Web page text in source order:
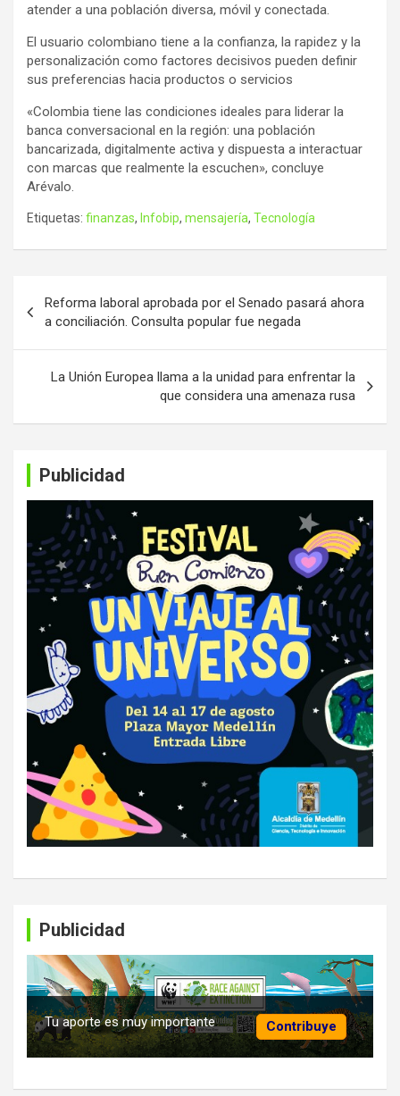
atender a una población diversa, móvil y conectada.
El usuario colombiano tiene a la confianza, la rapidez y la
personalización como factores decisivos pueden definir
sus preferencias hacia productos o servicios
«Colombia tiene las condiciones ideales para liderar la
banca conversacional en la región: una población
bancarizada, digitalmente activa y dispuesta a interactuar
con marcas que realmente la escuchen», concluye
Arévalo.
Etiquetas: finanzas, Infobip, mensajería, Tecnología
de
entradas
Reforma laboral aprobada por el Senado pasará ahora
a conciliación. Consulta popular fue negada
La Unión Europea llama a la unidad para enfrentar la
que considera una amenaza rusa
Publicidad
Publicidad
Contribuye
Tu aporte es muy importante